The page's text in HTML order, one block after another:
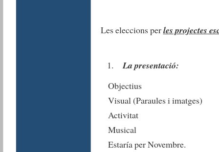
Les eleccions perles projectes
La presentació:
Objectius
Visual (Paraules i imatges)
Activitat
Musical
Estaría per Novembre.